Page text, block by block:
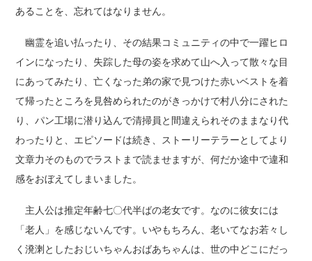
あることを、忘れてはなりません。
幽霊を追い払ったり、その結果コミュニティの中で一躍ヒロ
インになったり、失踪した母の姿を求めて山へ入って散々な目
にあってみたり、亡くなった弟の家で見つけた赤いベストを着
て帰ったところを見咎められたのがきっかけで村八分にされた
り、パン工場に潜り込んで清掃員と間違えられそのままなり代
わったりと、エピソードは続き、ストーリーテラーとしてより
文章力そのものでラストまで読ませますが、何だか途中で違和
感をおぼえてしまいました。
主人公は推定年齢七〇代半ばの老女です。なのに彼女には
「老人」を感じないんです。いやもちろん、老いてなお若々し
く溌溂としたおじいちゃんおばあちゃんは、世の中どこにだっ